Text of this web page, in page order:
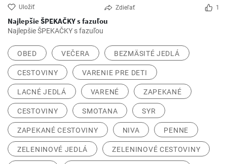
Uložiť Zdieľať 1
Najlepšie ŠPEKAČKY s fazuľou
Najlepšie ŠPEKAČKY s fazuľou
OBED VEČERA BEZMÄSITÉ JEDLÁ
CESTOVINY VARENIE PRE DETI
LACNÉ JEDLÁ VARENÉ ZAPEKANÉ
CESTOVINY SMOTANA SYR
ZAPEKANÉ CESTOVINY NIVA PENNE
ZELENINOVÉ JEDLÁ ZELENINOVÉ CESTOVINY